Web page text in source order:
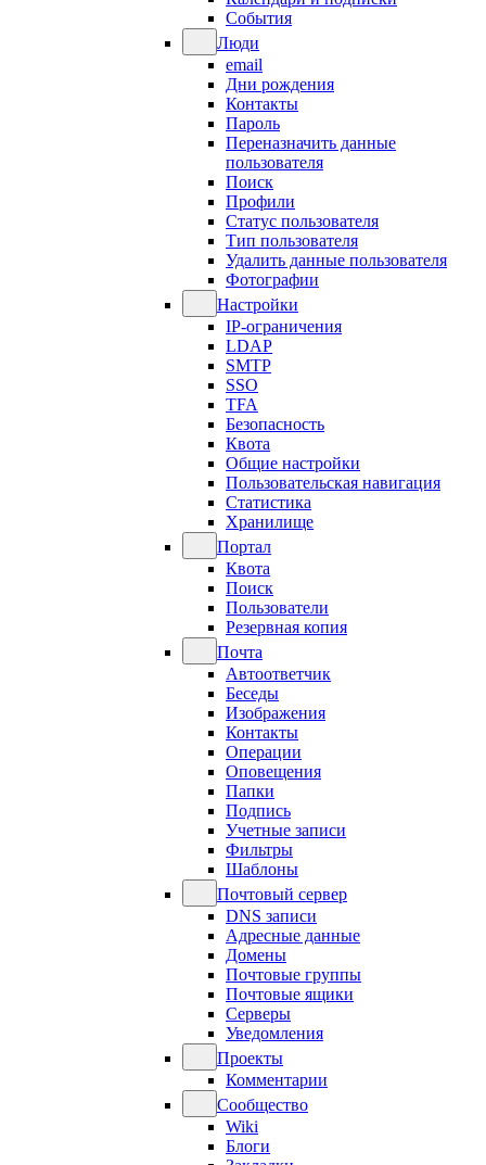
События
Люди
email
Дни рождения
Контакты
Пароль
Переназначить данные
пользователя
Поиск
Профили
Статус пользователя
Тип пользователя
Удалить данные пользователя
Фотографии
Настройки
IP-ограничения
LDAP
SMTP
SSO
TFA
Безопасность
Квота
Общие настройки
Пользовательская навигация
Статистика
Хранилище
Портал
Квота
Поиск
Пользователи
Резервная копия
Почта
Автоответчик
Беседы
Изображения
Контакты
Операции
Оповещения
Папки
Подпись
Учетные записи
Фильтры
Шаблоны
Почтовый сервер
DNS записи
Адресные данные
Домены
Почтовые группы
Почтовые ящики
Серверы
Уведомления
Проекты
Комментарии
Сообщество
Wiki
Блоги